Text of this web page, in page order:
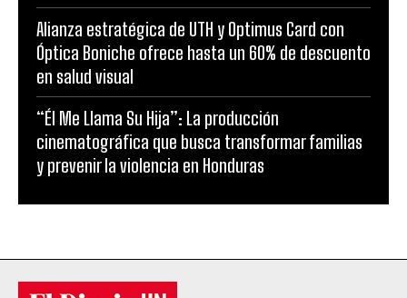
Alianza estratégica de UTH y Optimus Card con
Óptica Boniche ofrece hasta un 60% de descuento
en salud visual
“Él Me Llama Su Hija”: La producción
cinematográfica que busca transformar familias
y prevenir la violencia en Honduras